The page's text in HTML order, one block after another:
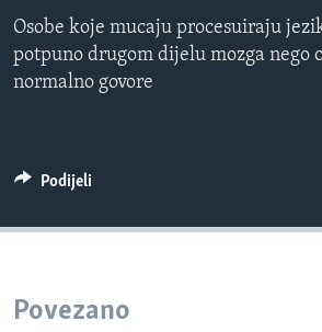
MAGAZIN
O GLASU AMERIKE
PRATITE NAS
0:00 0:00:00
Osobe koje mucaju procesuiraju
potpuno drugom dijelu mozga nego
normalno govore
Podijeli
Povezano